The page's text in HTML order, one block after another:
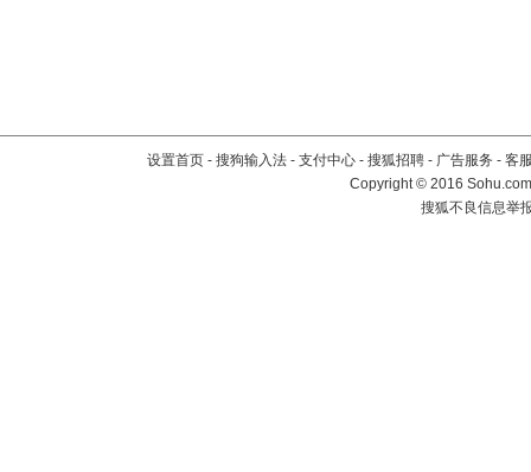
设置首页 - 搜狗输入法 - 支付中心 - 搜狐招聘 - 广告服务 - 客
Copyright©2016
搜狐不良信息举